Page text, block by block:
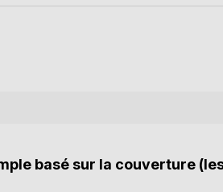
basé sur la couverture